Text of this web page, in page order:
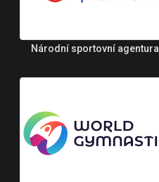
Národní sportovní agentura